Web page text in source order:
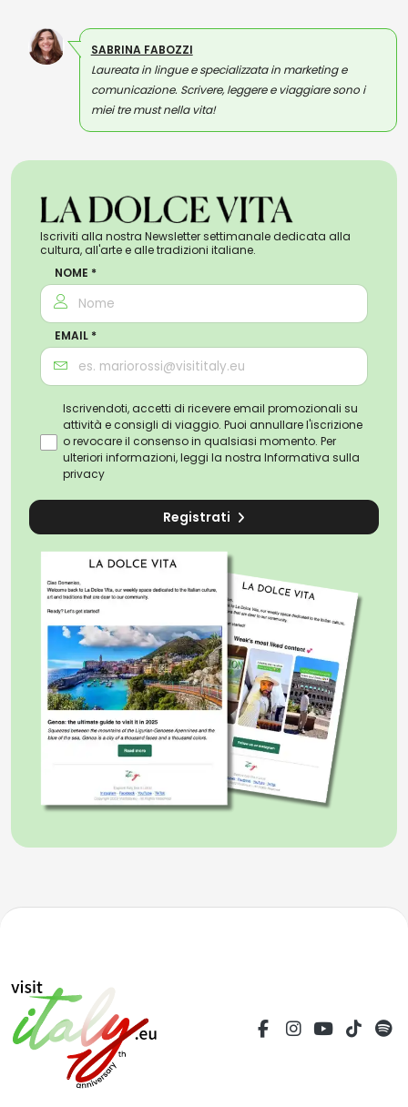
SABRINA FABOZZI
Laureata in lingue e specializzata in marketing e
comunicazione. Scrivere, leggere e viaggiare sono i
miei tre must nella vita!
Iscriviti alla nostra Newsletter settimanale dedicata alla
cultura, all'arte e alle tradizioni italiane.
NOME *
EMAIL *
Iscrivendoti, accetti di ricevere email promozionali su
attività e consigli di viaggio. Puoi annullare l'iscrizione
o revocare il consenso in qualsiasi momento. Per
ulteriori informazioni, leggi la nostra Informativa sulla
privacy
Registrati